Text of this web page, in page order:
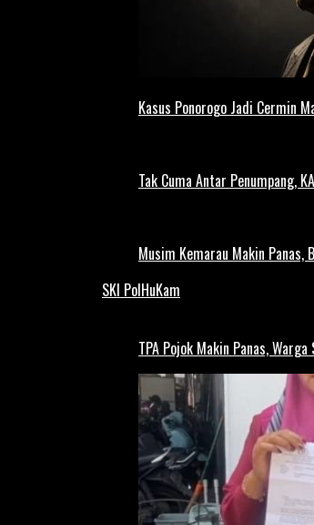
Kasus Ponorogo Jadi Cermin
Tak Cuma Antar Penumpang,
Musim Kemarau Makin Panas,
SKI PolHuKam
TPA Pojok Makin Panas,